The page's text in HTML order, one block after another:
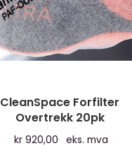
CleanSpace Forfilter
Overtrekk 20pk
kr 920,00 eks. mva